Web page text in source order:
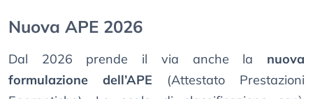
Nuova APE 2026
Dal 2026 prende il via anche la nuova
formulazione dell’APE (Attestato Prestazioni